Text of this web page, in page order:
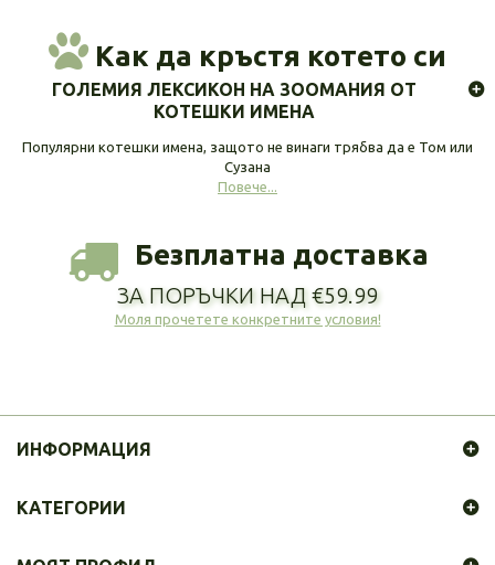
Как да кръстя котето си
ГОЛЕМИЯ ЛЕКСИКОН НА ЗООМАНИЯ ОТ
КОТЕШКИ ИМЕНА
Популярни котешки имена, защото не винаги трябва да е Том или
Сузана
Повече...
Безплатна доставка
ЗА ПОРЪЧКИ НАД €59.99
Моля прочетете конкретните условия!
ИНФОРМАЦИЯ
КАТЕГОРИИ